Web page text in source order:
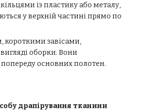
кільцями із пластику або металу,
у верхній частині прямо по
короткими завісами,
оборки. Вони
основних полотен.
драпірування тканини